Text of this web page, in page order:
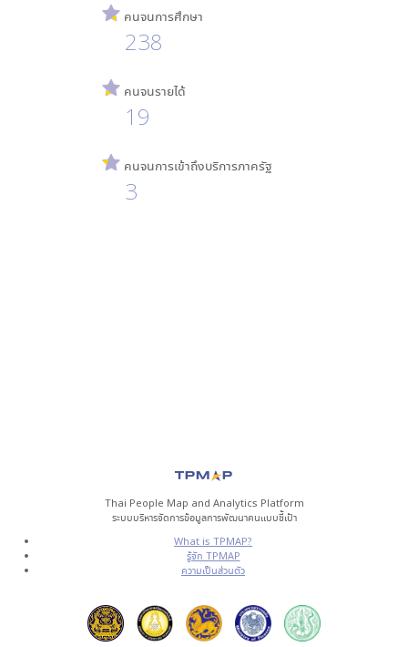
คนจนการศึกษา
238
คนจนรายได้
19
คนจนการเข้าถึงบริการภาครัฐ
3
Thai People Map and Analytics Platform
ระบบบริหารจัดการข้อมูลการพัฒนาคนแบบชี้เป้า
What is TPMAP?
รู้จัก TPMAP
ความเป็นส่วนตัว